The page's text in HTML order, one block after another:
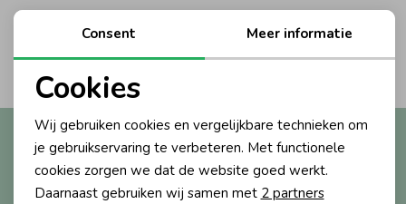
Boxpakjes
Rokken & Skorts
Beenmode
2
Filters
Altijd als eerste op de hoogte?
Ontvang nieuwe collecties, exclusieve acties én direct
10% korting* op je eerste bestelling.
Noodzakelijke cookies
Personalisatie cookies
Analytische cookies
Consent Meer informatie
Cookies
Wij gebruiken cookies en vergelijkbare technieken om
je gebruikservaring te verbeteren. Met functionele
cookies zorgen we dat de website goed werkt.
Daarnaast gebruiken wij samen met 2 partners